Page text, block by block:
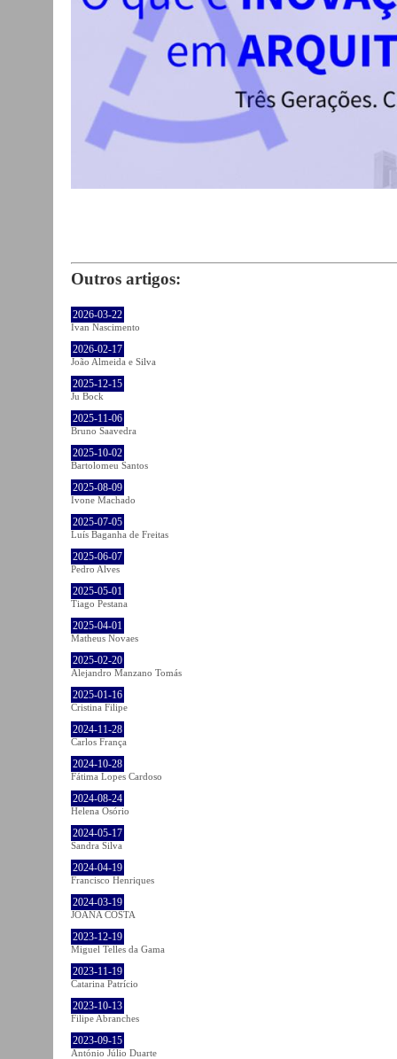
Outros artigos:
2026-03-22
Ivan Nascimento
2026-02-17
João Almeida e Silva
2025-12-15
Ju Bock
2025-11-06
Bruno Saavedra
2025-10-02
Bartolomeu Santos
2025-08-09
Ivone Machado
2025-07-05
Luís Baganha de Freitas
2025-06-07
Pedro Alves
2025-05-01
Tiago Pestana
2025-04-01
Matheus Novaes
2025-02-20
Alejandro Manzano Tomás
2025-01-16
Cristina Filipe
2024-11-28
Carlos França
2024-10-28
Fátima Lopes Cardoso
2024-08-24
Helena Osório
2024-05-17
Sandra Silva
2024-04-19
Francisco Henriques
2024-03-19
JOANA COSTA
2023-12-19
Miguel Telles da Gama
2023-11-19
Catarina Patrício
2023-10-13
Filipe Abranches
2023-09-15
António Júlio Duarte